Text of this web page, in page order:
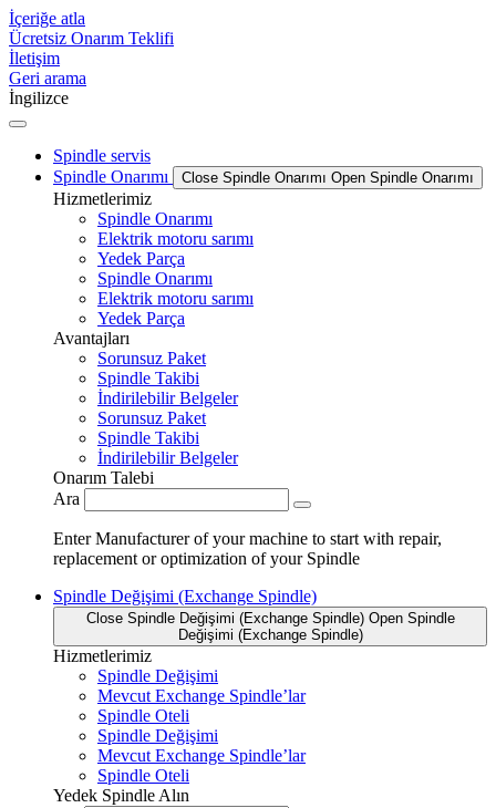
İçeriğe atla
Ücretsiz Onarım Teklifi
İletişim
Geri arama
İngilizce
Spindle servis
Spindle Onarımı
Close Spindle Onarımı Open Spindle Onarımı
Hizmetlerimiz
Spindle Onarımı
Elektrik motoru sarımı
Yedek Parça
Spindle Onarımı
Elektrik motoru sarımı
Yedek Parça
Avantajları
Sorunsuz Paket
Spindle Takibi
İndirilebilir Belgeler
Sorunsuz Paket
Spindle Takibi
İndirilebilir Belgeler
Onarım Talebi
Ara
Enter Manufacturer of your machine to start with repair,
replacement or optimization of your Spindle
Spindle Değişimi (Exchange Spindle)
Close Spindle Değişimi (Exchange Spindle) Open Spindle
Değişimi (Exchange Spindle)
Hizmetlerimiz
Spindle Değişimi
Mevcut Exchange Spindle’lar
Spindle Oteli
Spindle Değişimi
Mevcut Exchange Spindle’lar
Spindle Oteli
Yedek Spindle Alın